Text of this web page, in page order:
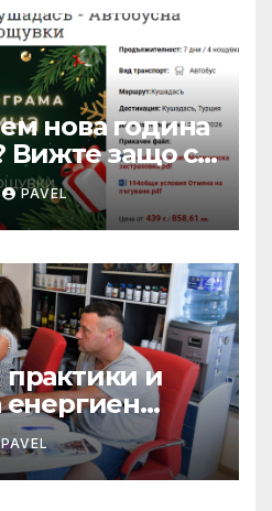
нова година
Вижте защо си
PAVEL
и
енергиен
PAVEL